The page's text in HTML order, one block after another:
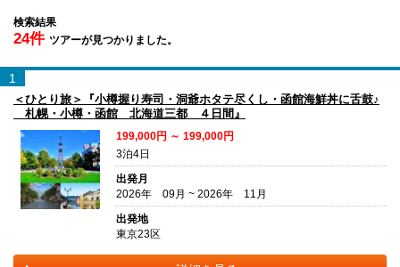
検索結果
24件 ツアーが見つかりました。
1
＜ひとり旅＞『小樽握り寿司・洞爺ホタテ尽くし・函館海鮮丼に舌鼓♪
札幌・小樽・函館 北海道三都 ４日間』
199,000円 ～ 199,000円
3泊4日
出発月
2026年 09月 ~ 2026年 11月
出発地
東京23区